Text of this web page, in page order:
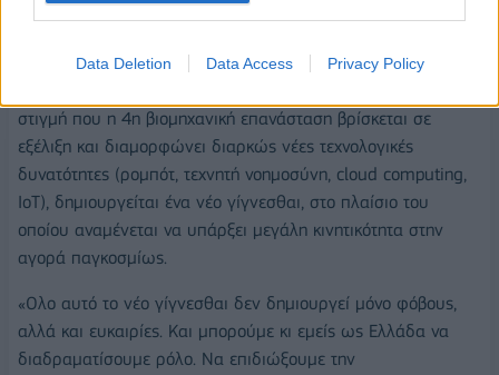
Data Deletion Data Access Privacy Policy
συλλεχθούν».
Προσθέτει ότι σε μια συγκυρία που επιβλήθηκαν μέτρα
στιγμή που η 4η βιομηχανική επανάσταση βρίσκεται σε
εξέλιξη και διαμορφώνει διαρκώς νέες τεχνολογικές
δυνατότητες (ρομπότ, τεχνητή νοημοσύνη, cloud computing,
ΙοΤ), δημιουργείται ένα νέο γίγνεσθαι, στο πλαίσιο του
οποίου αναμένεται να υπάρξει μεγάλη κινητικότητα στην
αγορά παγκοσμίως.
«Ολο αυτό το νέο γίγνεσθαι δεν δημιουργεί μόνο φόβους,
αλλά και ευκαιρίες. Και μπορούμε κι εμείς ως Ελλάδα να
διαδραματίσουμε ρόλο. Να επιδιώξουμε την